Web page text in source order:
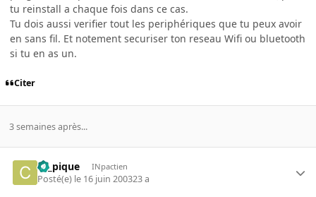
tu reinstall a chaque fois dans ce cas.
Tu dois aussi verifier tout les periphériques que tu peux avoir
en sans fil. Et notement securiser ton reseau Wifi ou bluetooth
si tu en as un.
Citer
3 semaines après...
ca_pique INpactien
Posté(e) le 16 juin 200323 a